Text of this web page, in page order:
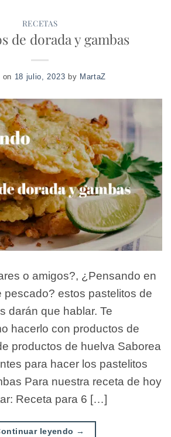
RECETAS
de dorada y gambas
on 18 julio, 2023 by MartaZ
o amigos?, ¿Pensando en
pescado? estos pastelitos de
darán que hablar. Te
hacerlo con productos de
productos de huelva Saborea
para hacer los pastelitos
Para nuestra receta de hoy
Receta para 6 […]
leyendo →